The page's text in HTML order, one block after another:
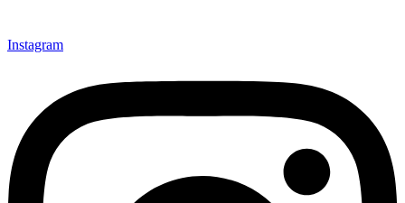
Instagram